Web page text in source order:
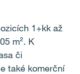
1+kk až
m². K
či
také komerční